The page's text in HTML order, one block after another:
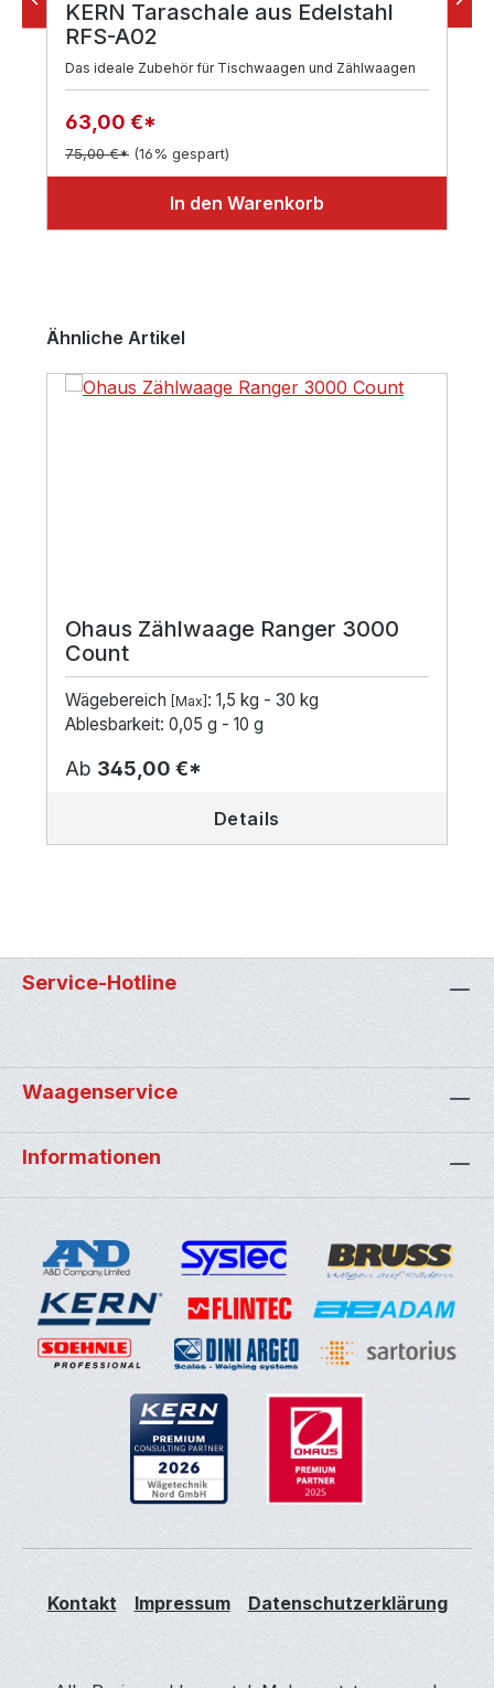
KERN Taraschale aus Edelstahl
RFS-A02
Das ideale Zubehör für Tischwaagen und Zählwaagen
63,00 €*
75,00 €* (16% gespart)
In den Warenkorb
Produktgalerie überspringen
Ähnliche Artikel
Ohaus Zählwaage Ranger 3000
Count
Wägebereich [Max] : 1,5 kg - 30 kg
Ablesbarkeit: 0,05 g - 10 g
Ab 345,00 €*
Details
Service-Hotline
Waagenservice
Informationen
Kontakt Impressum Datenschutzerklärung